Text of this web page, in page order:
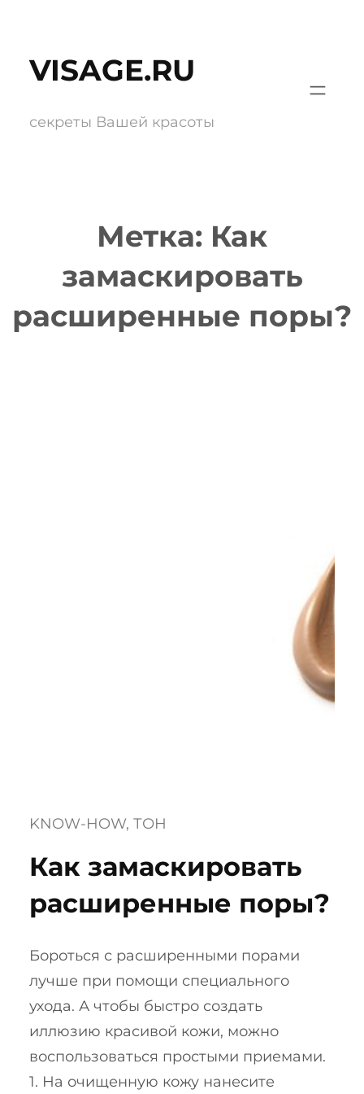
содержимому
VISAGE.RU
секреты Вашей красоты
Метка: Как
замаскировать
расширенные поры?
KNOW-HOW, ТОН
Как замаскировать
расширенные поры?
Бороться с расширенными порами
лучше при помощи специального
ухода. А чтобы быстро создать
иллюзию красивой кожи, можно
воспользоваться простыми приемами.
1. На очищенную кожу нанесите